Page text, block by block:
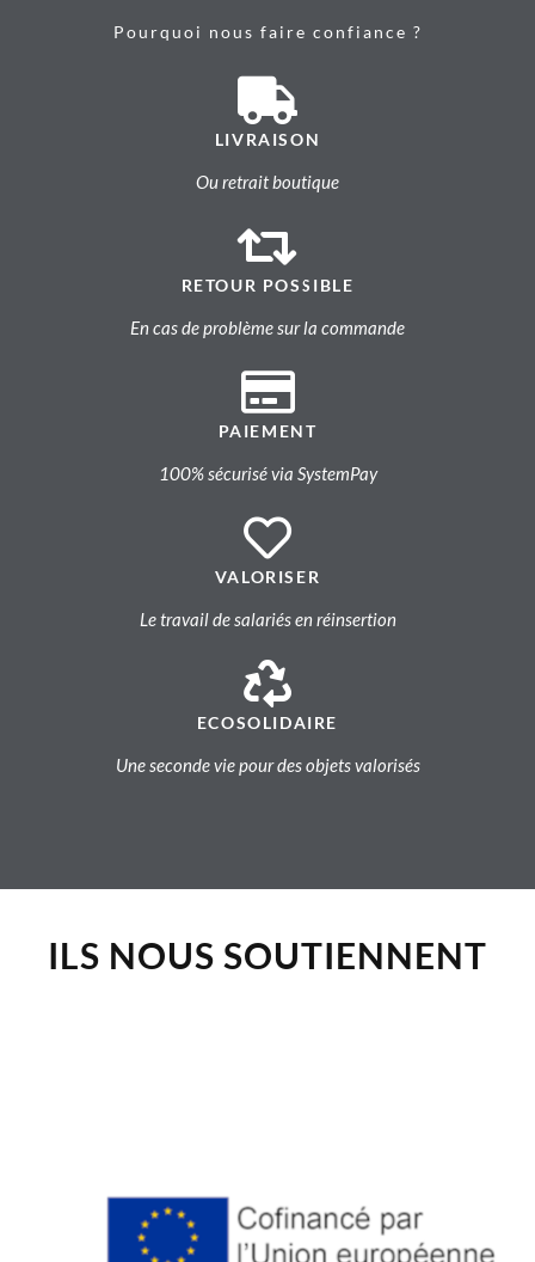
Pourquoi nous faire confiance ?
LIVRAISON
Ou retrait boutique
RETOUR POSSIBLE
En cas de problème sur la commande
PAIEMENT
100% sécurisé via SystemPay
VALORISER
Le travail de salariés en réinsertion
ECOSOLIDAIRE
Une seconde vie pour des objets valorisés
ILS NOUS SOUTIENNENT